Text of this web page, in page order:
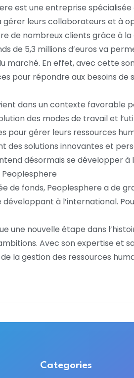
est une entreprise
leurs collaborateurs et à
de nombreux clients grâce à la
de 5,3 millions d’euros va
marché. En effet, avec cette
pour répondre aux besoins de
dans un contexte favorable
des modes de travail et
pour gérer leurs ressources
des solutions innovantes et
désormais se développer
de fonds, Peoplesphere a de
à l’international.
une nouvelle étape dans
Avec son expertise et
la gestion des ressources
Categories